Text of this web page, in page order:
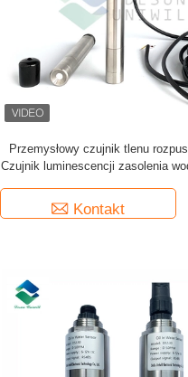
Przemysłowy czujnik tlenu
Czujnik luminescencji zasolenia
Kontakt